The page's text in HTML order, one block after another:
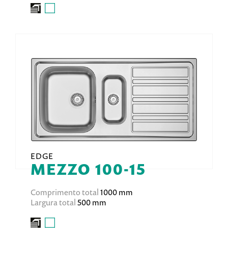
EDGE
MEZZO 100-15
Comprimento total1000 mm
Largura total500 mm